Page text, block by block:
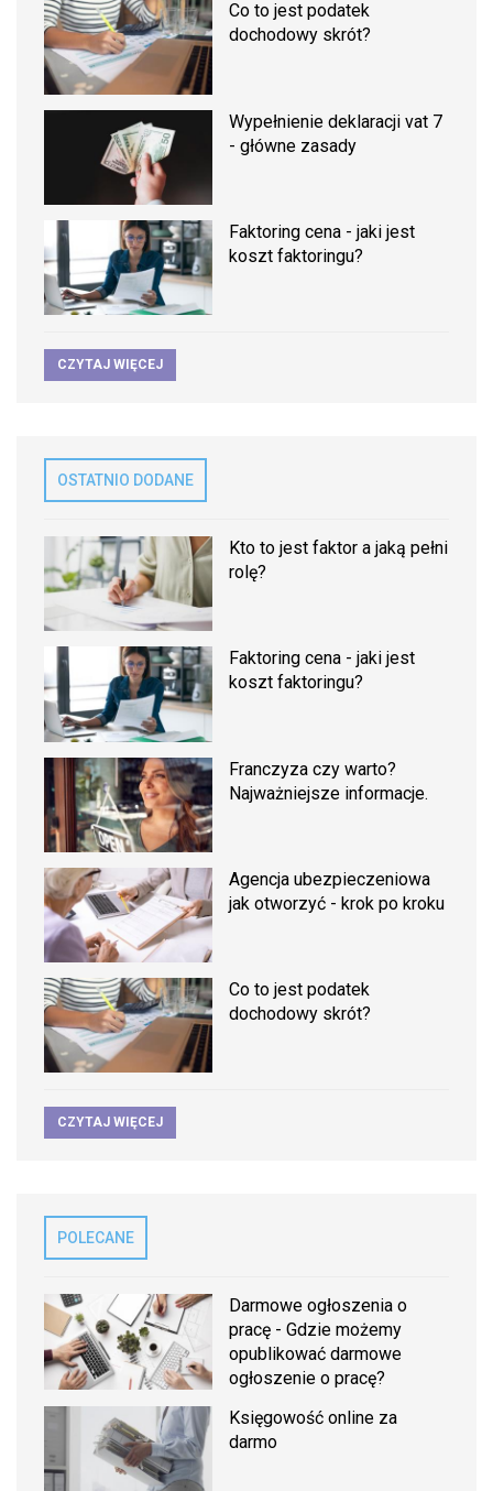
Co to jest podatek
dochodowy skrót?
Wypełnienie deklaracji vat 7
- główne zasady
Faktoring cena - jaki jest
koszt faktoringu?
CZYTAJ WIĘCEJ
OSTATNIO DODANE
Kto to jest faktor a jaką pełni
rolę?
Faktoring cena - jaki jest
koszt faktoringu?
Franczyza czy warto?
Najważniejsze informacje.
Agencja ubezpieczeniowa
jak otworzyć - krok po kroku
Co to jest podatek
dochodowy skrót?
CZYTAJ WIĘCEJ
POLECANE
Darmowe ogłoszenia o
pracę - Gdzie możemy
opublikować darmowe
ogłoszenie o pracę?
Księgowość online za
darmo